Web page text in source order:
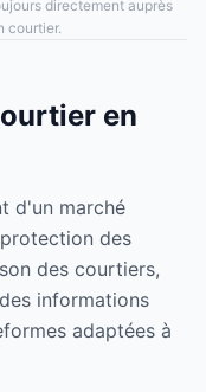
directement auprès
courtier.
en
d'un marché
des
des courtiers,
informations
adaptées à